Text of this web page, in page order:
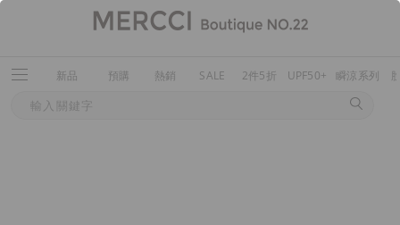
新品 預購 熱銷 SALE 2件5折 UPF50+ 瞬涼系列